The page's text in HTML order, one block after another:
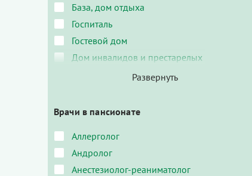
База, дом отдыха
Госпиталь
Гостевой дом
Дом инвалидов и престарелых
Врачи в пансионате
Аллерголог
Андролог
Анестезиолог-реаниматолог